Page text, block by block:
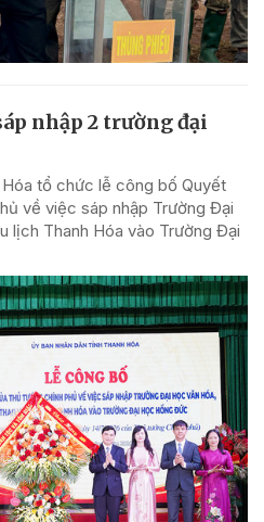
nhập 2 trường đại
tổ chức lễ công bố Quyết
về việc sáp nhập Trường Đại
lịch Thanh Hóa vào Trường Đại